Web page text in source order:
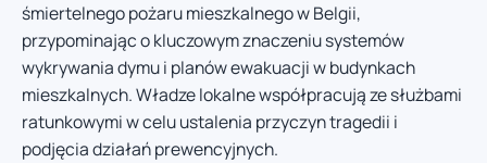
śmiertelnego pożaru mieszkalnego w Belgii,
przypominając o kluczowym znaczeniu systemów
wykrywania dymu i planów ewakuacji w budynkach
mieszkalnych. Władze lokalne współpracują ze służbami
ratunkowymi w celu ustalenia przyczyn tragedii i
podjęcia działań prewencyjnych.